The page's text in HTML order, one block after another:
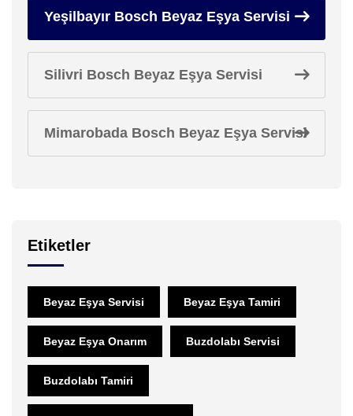
Yeşilbayır Bosch Beyaz Eşya Servisi
Silivri Bosch Beyaz Eşya Servisi
Mimarobada Bosch Beyaz Eşya Servisi
Etiketler
Beyaz Eşya Servisi Beyaz Eşya Tamiri
Beyaz Eşya Onarım Buzdolabı Servisi
Buzdolabı Tamiri